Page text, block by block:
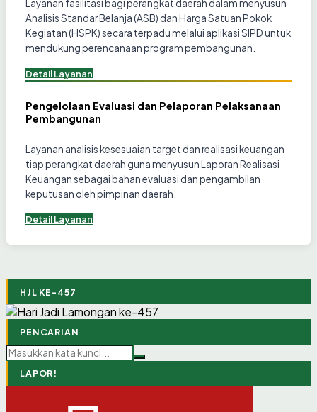
Layanan fasilitasi bagi perangkat daerah dalam menyusun
Analisis Standar Belanja (ASB) dan Harga Satuan Pokok
Kegiatan (HSPK) secara terpadu melalui aplikasi SIPD untuk
mendukung perencanaan program pembangunan.
Detail Layanan
Pengelolaan Evaluasi dan Pelaporan Pelaksanaan
Pembangunan
Layanan analisis kesesuaian target dan realisasi keuangan
tiap perangkat daerah guna menyusun Laporan Realisasi
Keuangan sebagai bahan evaluasi dan pengambilan
keputusan oleh pimpinan daerah.
Detail Layanan
HJL KE-457
PENCARIAN
LAPOR!